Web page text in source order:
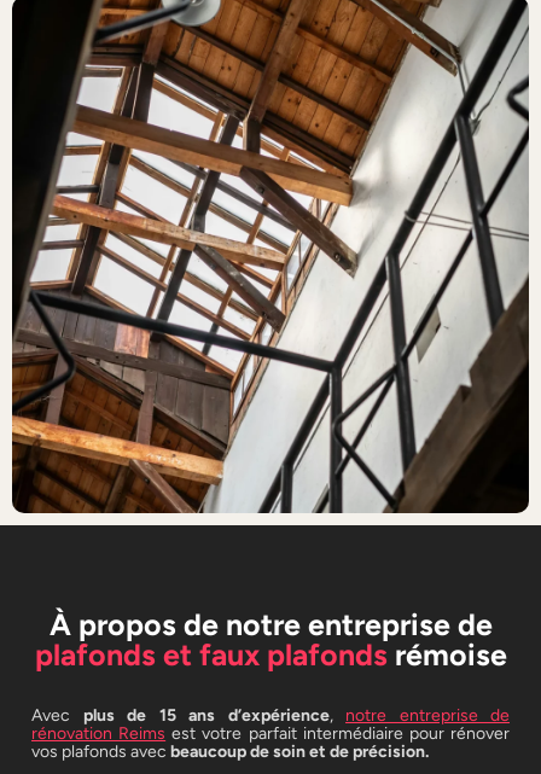
À propos de notre entreprise de
plafonds et faux plafondsrémoise
Avec plus de 15 ans d’expérience, notre entreprise de
rénovation Reims est votre parfait intermédiaire pour rénover
vos plafonds avec beaucoup de soin et de précision.